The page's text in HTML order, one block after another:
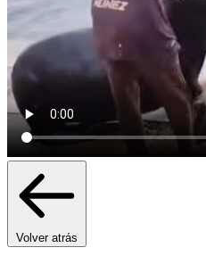
Volver atrás